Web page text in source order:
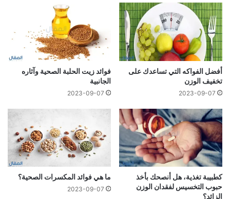
أفضل الفواكه التي تساعدك على
تخفيف الوزن
2023-09-07
فوائد زيت الحلبة الصحية وآثاره
الجانبية
2023-09-07
كطبيبة تغذية، هل أنصحك بأخذ
حبوب التخسيس لفقدان الوزن
الزائد؟
ما هي فوائد المكسرات الصحية؟
2023-09-07